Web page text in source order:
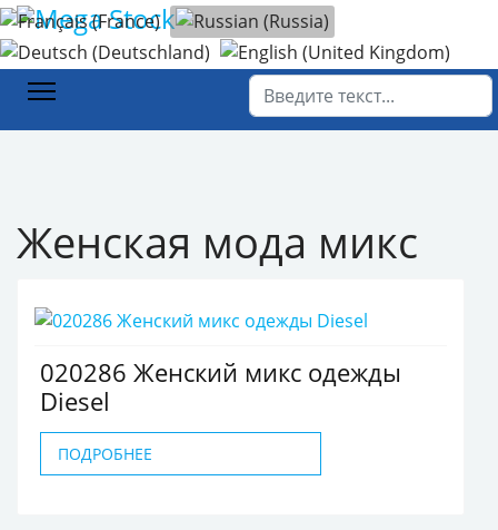
Выберите язык
Поиск
Главная Каталог товаров
Женская мода
Женская мода микс
Женская мода микс
020286 Женский микс одежды
Diesel
ПОДРОБНЕЕ